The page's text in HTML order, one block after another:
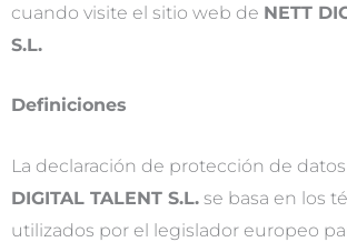
cuando visite el sitio web de NETT
S.L.
Definiciones
La declaración de protección de
DIGITAL TALENT S.L. se basa en los
utilizados por el legislador europeo